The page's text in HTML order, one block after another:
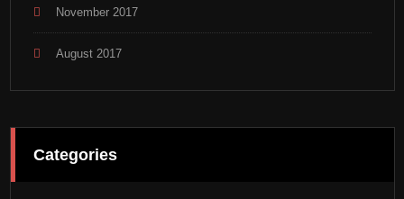
November 2017
August 2017
Categories